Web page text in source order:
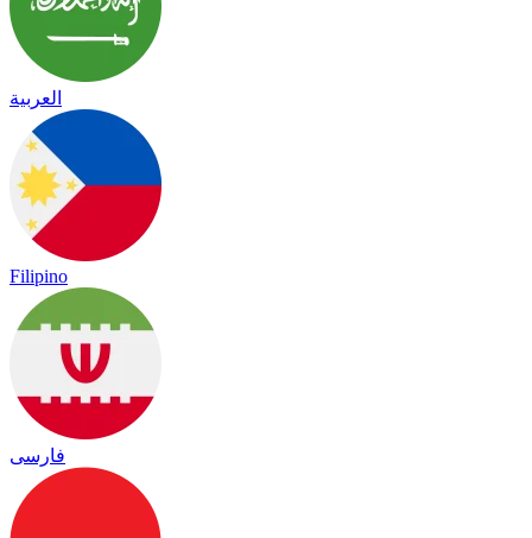
العربية
Filipino
فارسی